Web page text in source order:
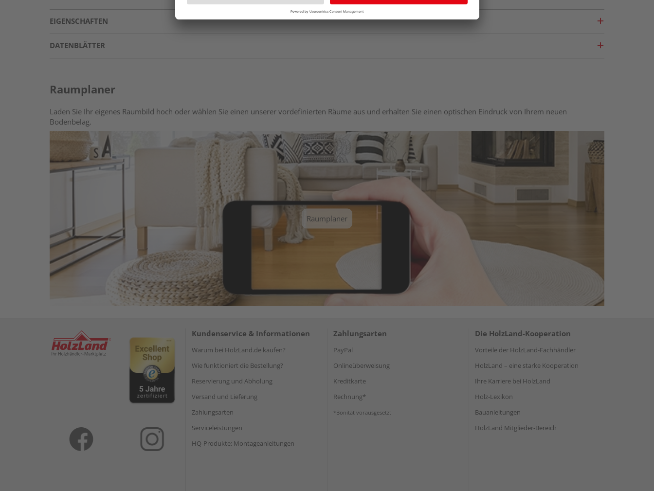
EIGENSCHAFTEN
DATENBLÄTTER
Raumplaner
Laden Sie Ihr eigenes Raumbild hoch oder wählen Sie einen unserer vordefinierten Räume aus und erhalten Sie einen optischen Eindruck von Ihrem neuen
Bodenbelag.
Raumplaner
Kundenservice & Informationen
Warum bei HolzLand.de kaufen?
Wie funktioniert die Bestellung?
Reservierung und Abholung
Versand und Lieferung
Zahlungsarten
Serviceleistungen
HQ-Produkte: Montageanleitungen
Zahlungsarten
PayPal
Onlineüberweisung
Kreditkarte
Rechnung*
*Bonität vorausgesetzt
Die HolzLand-Kooperation
Vorteile der HolzLand-Fachhändler
HolzLand – eine starke Kooperation
Ihre Karriere bei HolzLand
Holz-Lexikon
Bauanleitungen
HolzLand Mitglieder-Bereich